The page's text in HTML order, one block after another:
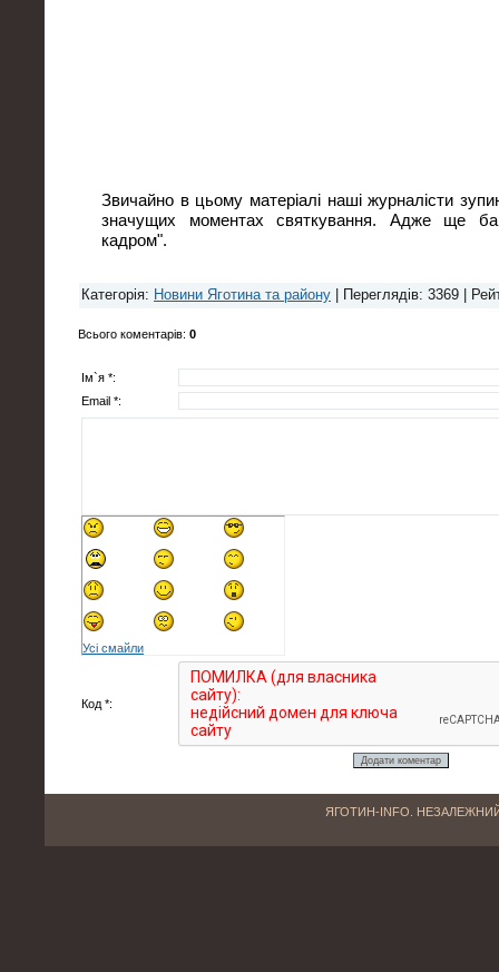
Звичайно в цьому матеріалі наші журналісти
значущих моментах святкування. Адже ще
кадром".
Категорія: Новини Яготина та району Переглядів: 3369 |
Всього коментарів: 0
Ім`я *:
Email *:
Усі смайли
Код *:
ЯГОТИН-INFO.